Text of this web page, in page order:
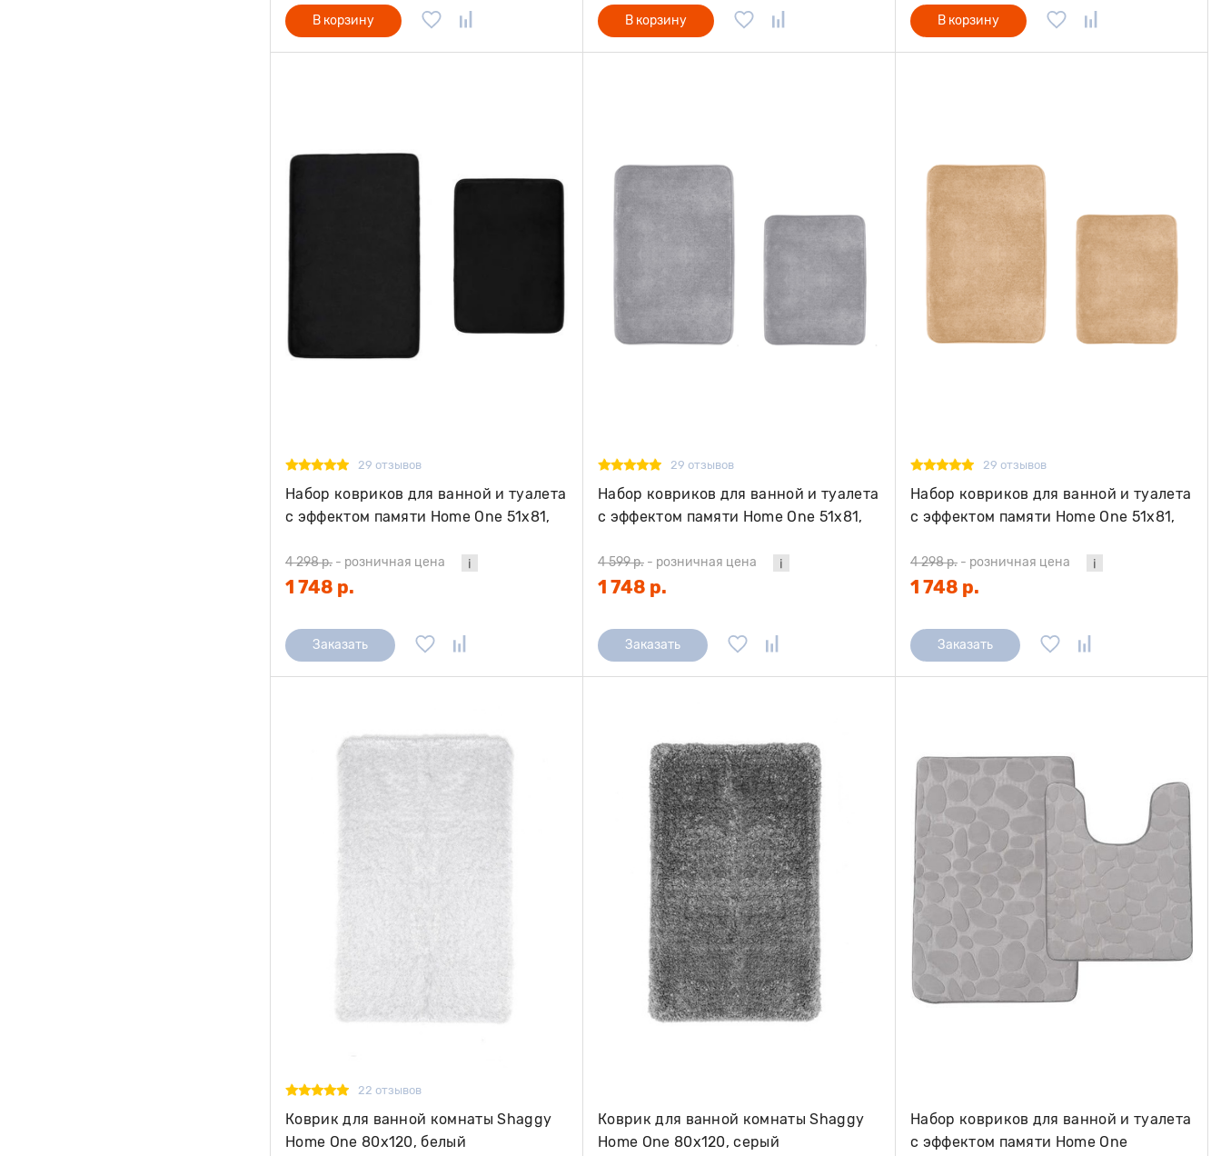
В корзину В корзину В корзину
29 отзывов
Набор ковриков для ванной и туалета
с эффектом памяти Home One 51х81,
4 298 р. - розничная цена
1 748 р.
Заказать
29 отзывов
Набор ковриков для ванной и туалета
с эффектом памяти Home One 51х81,
4 599 р. - розничная цена
1 748 р.
Заказать
29 отзывов
Набор ковриков для ванной и туалета
с эффектом памяти Home One 51х81,
4 298 р. - розничная цена
1 748 р.
Заказать
22 отзывов
Коврик для ванной комнаты Shaggy
Home One 80х120, белый
Коврик для ванной комнаты Shaggy
Home One 80х120, серый
Набор ковриков для ванной и туалета
с эффектом памяти Home One